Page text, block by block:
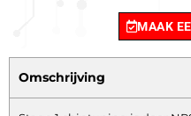
MAAK
Omschrijving